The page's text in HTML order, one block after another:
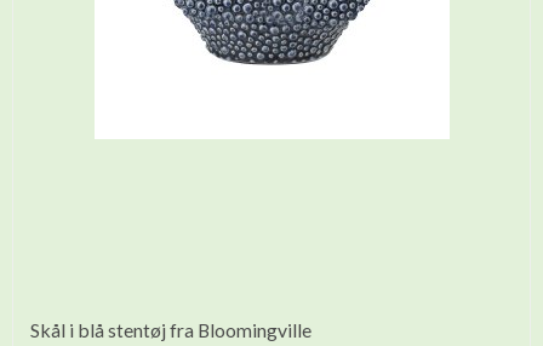
Skål i blå stentøj fra Bloomingville